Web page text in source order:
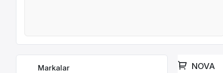
Markalar NOVA